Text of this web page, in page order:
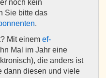
noch kein
Sie bitte das
.
Mit einem ef-
Mal im Jahr eine
die anders ist
dann diesen und viele